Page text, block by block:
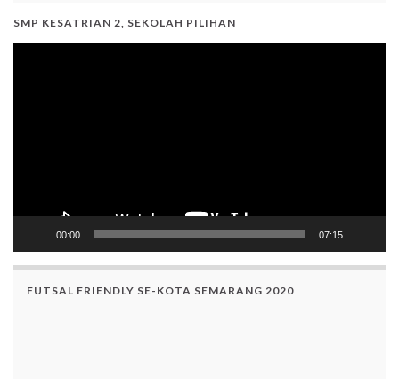
SMP KESATRIAN 2, SEKOLAH PILIHAN
00:00 07:15
FUTSAL FRIENDLY SE-KOTA SEMARANG 2020